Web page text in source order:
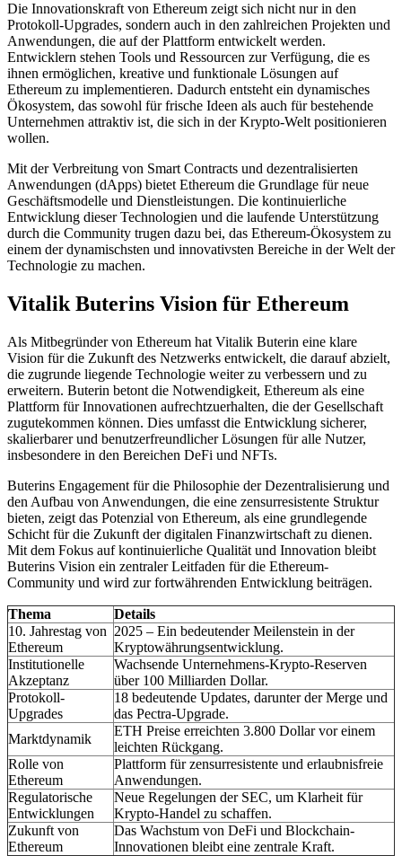
Die Innovationskraft von Ethereum zeigt sich nicht nur in den
Protokoll-Upgrades, sondern auch in den zahlreichen Projekten und
Anwendungen, die auf der Plattform entwickelt werden.
Entwicklern stehen Tools und Ressourcen zur Verfügung, die es
ihnen ermöglichen, kreative und funktionale Lösungen auf
Ethereum zu implementieren. Dadurch entsteht ein dynamisches
Ökosystem, das sowohl für frische Ideen als auch für bestehende
Unternehmen attraktiv ist, die sich in der Krypto-Welt positionieren
wollen.
Mit der Verbreitung von Smart Contracts und dezentralisierten
Anwendungen (dApps) bietet Ethereum die Grundlage für neue
Geschäftsmodelle und Dienstleistungen. Die kontinuierliche
Entwicklung dieser Technologien und die laufende Unterstützung
durch die Community trugen dazu bei, das Ethereum-Ökosystem zu
einem der dynamischsten und innovativsten Bereiche in der Welt der
Technologie zu machen.
Vitalik Buterins Vision für Ethereum
Als Mitbegründer von Ethereum hat Vitalik Buterin eine klare
Vision für die Zukunft des Netzwerks entwickelt, die darauf abzielt,
die zugrunde liegende Technologie weiter zu verbessern und zu
erweitern. Buterin betont die Notwendigkeit, Ethereum als eine
Plattform für Innovationen aufrechtzuerhalten, die der Gesellschaft
zugutekommen können. Dies umfasst die Entwicklung sicherer,
skalierbarer und benutzerfreundlicher Lösungen für alle Nutzer,
insbesondere in den Bereichen DeFi und NFTs.
Buterins Engagement für die Philosophie der Dezentralisierung und
den Aufbau von Anwendungen, die eine zensurresistente Struktur
bieten, zeigt das Potenzial von Ethereum, als eine grundlegende
Schicht für die Zukunft der digitalen Finanzwirtschaft zu dienen.
Mit dem Fokus auf kontinuierliche Qualität und Innovation bleibt
Buterins Vision ein zentraler Leitfaden für die Ethereum-
Community und wird zur fortwährenden Entwicklung beiträgen.
Thema
Details
10. Jahrestag von
Ethereum
2025 – Ein bedeutender Meilenstein in der
Kryptowährungsentwicklung.
Institutionelle
Akzeptanz
Wachsende Unternehmens-Krypto-Reserven
über 100 Milliarden Dollar.
Protokoll-
Upgrades
18 bedeutende Updates, darunter der Merge und
das Pectra-Upgrade.
Marktdynamik
ETH Preise erreichten 3.800 Dollar vor einem
leichten Rückgang.
Rolle von
Ethereum
Plattform für zensurresistente und erlaubnisfreie
Anwendungen.
Regulatorische
Entwicklungen
Neue Regelungen der SEC, um Klarheit für
Krypto-Handel zu schaffen.
Zukunft von
Ethereum
Das Wachstum von DeFi und Blockchain-
Innovationen bleibt eine zentrale Kraft.